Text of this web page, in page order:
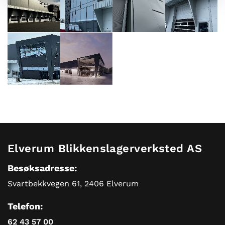
Elverum Blikkenslagerverksted AS
Besøksadresse:
Svartbekkvegen 61, 2406 Elverum
Telefon:
62 43 57 00